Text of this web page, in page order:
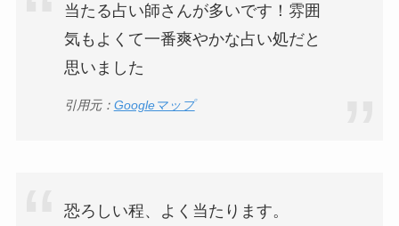
当たる占い師さんが多いです！雰囲
気もよくて一番爽やかな占い処だと
思いました
引用元： Googleマップ
恐ろしい程、よく当たります。